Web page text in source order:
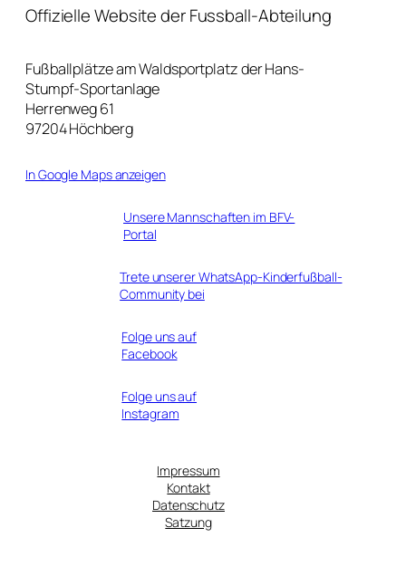
Offizielle Website der Fussball-Abteilung
Fußballplätze am Waldsportplatz der Hans-
Stumpf-Sportanlage
Herrenweg 61
97204 Höchberg
In Google Maps anzeigen
Unsere Mannschaften im BFV-
Portal
Trete unserer WhatsApp-Kinderfußball-
Community bei
Folge uns auf
Facebook
Folge uns auf
Instagram
Impressum
Kontakt
Datenschutz
Satzung